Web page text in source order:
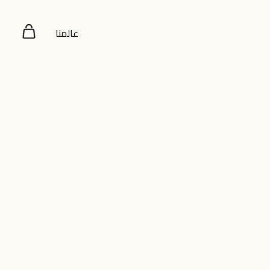
عالمنا